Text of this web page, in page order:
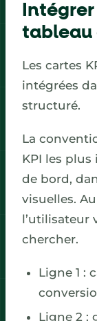
tableau
Les cartes
intégrées
structuré.
La
KPI les
de bord,
visuelles.
l’utilisateur
chercher.
Ligne 1 :
Ligne 2 :